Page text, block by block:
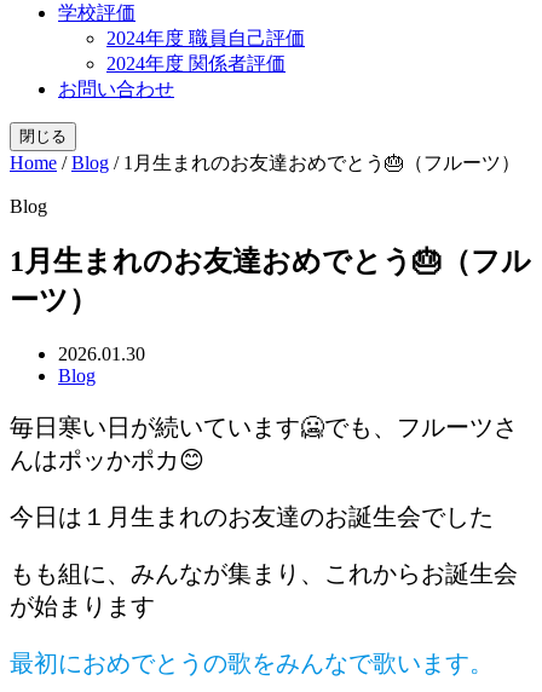
学校評価
2024年度 職員自己評価
2024年度 関係者評価
お問い合わせ
閉じる
Home /Blog / 1月生まれのお友達おめでとう🎂（フルーツ）
Blog
1月生まれのお友達おめでとう🎂（フル
ーツ）
2026.01.30
Blog
毎日寒い日が続いています🥶でも、フルーツさ
んはポッかポカ😊
今日は１月生まれのお友達のお誕生会でした
もも組に、みんなが集まり、これからお誕生会
が始まります
最初におめでとうの歌をみんなで歌います。